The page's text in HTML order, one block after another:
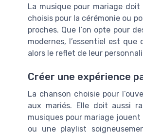
La musique pour mariage
choisis pour la cérémonie ou
proches. Que l’on opte pour
modernes, l’essentiel est
alors le reflet de leur
Créer une expérience
La chanson choisie pour
aux mariés. Elle doit aussi
musiques pour mariage
ou une playlist